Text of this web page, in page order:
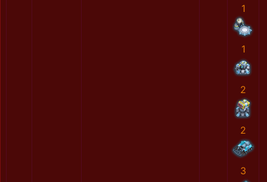
1
1
2
2
3